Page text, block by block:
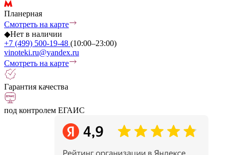
Планерная
Смотреть на карте
◆Нет в наличии
+7 (499) 500-19-48 (10:00–23:00)
vinoteki.ru@yandex.ru
Смотреть на карте
Гарантия качества
под контролем ЕГАИС